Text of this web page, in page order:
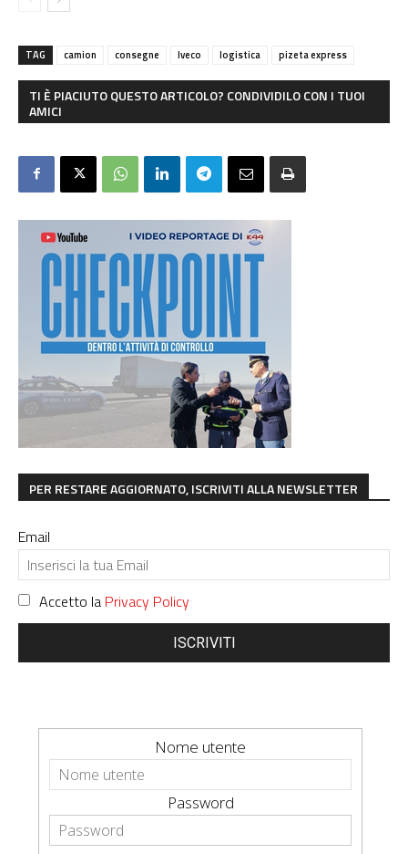
TAG camion consegne Iveco logistica pizeta express
TI È PIACIUTO QUESTO ARTICOLO? CONDIVIDILO CON I TUOI
AMICI
PER RESTARE AGGIORNATO, ISCRIVITI ALLA NEWSLETTER
Email
Accetto la Privacy Policy
ISCRIVITI
Nome utente
Password